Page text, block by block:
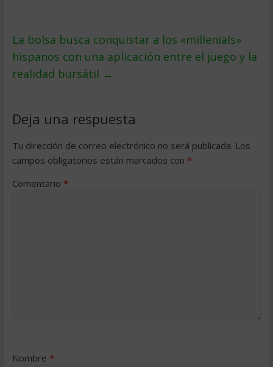
La bolsa busca conquistar a los «millenials»
hispanos con una aplicación entre el juego y la
realidad bursátil →
Deja una respuesta
Tu dirección de correo electrónico no será publicada. Los
campos obligatorios están marcados con *
Comentario *
Nombre *